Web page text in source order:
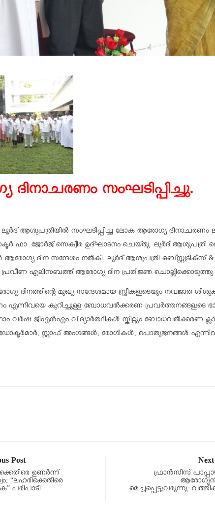
ദിനാചരണം സംഘടിപ്പിച്ചു.
ആശുപത്രിയിൽ സംഘടിപ്പിച്ച ലോക ആരോഗ്യ ദിനാചരണം
ഫാ. ജോർജ് സെക്വീര ഉദ്ഘാടനം ചെയ്തു. ലൂർദ് ആശുപത്രി
ദിന സന്ദേശം നൽകി. ലൂർദ് ആശുപത്രി ഒബ്സ്റ്റട്രിക്സ്
പ്രവീണ എലിസബത്ത് ആരോഗ്യ ദിന പ്രതിജ്ഞ ചൊല്ലിക്കൊടുത്തു.
ദിനത്തിൻ്റെ മുഖ്യ സന്ദേശമായ സ്ത്രീകളുടെയും നവജാത
എന്നിവയെ കുറിച്ചുള്ള ബോധവൽക്കരണ പ്രവർത്തനങ്ങളുടെ
വർഷ ജിഎൻഎം വിദ്യാർത്ഥികൾ സ്കിറ്റും ബോധവൽക്കരണ
സ്റ്റാഫ് അംഗങ്ങൾ, രോഗികൾ, പൊതുജനങ്ങൾ
Post
ഉണർന്ന്
“ലഹരിക്കെതിരെ
പരിപാടി
ഫ്രാന്‍സിസ്
മെച്ചപ്പെട്ടുവരുന്നു: